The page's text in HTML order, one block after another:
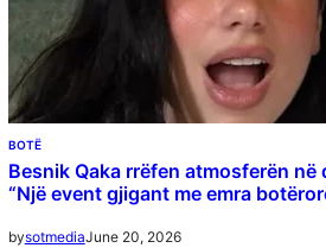
BOTË
Besnik Qaka rrëfen atmosferën në
“Një event gjigant me emra
bysotmediaJune 20, 2026